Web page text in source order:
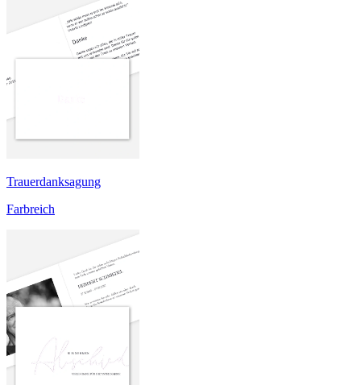
Trauerdanksagung
Farbreich